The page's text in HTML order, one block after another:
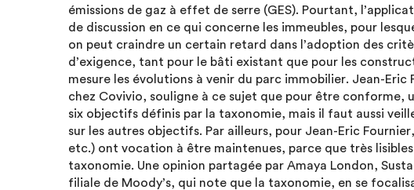
émissions de gaz à effet de serre (GES). Pourtant,
de discussion en ce qui concerne les immeubles, pour
on peut craindre un certain retard dans l’adoption des
d’exigence, tant pour le bâti existant que pour les
mesure les évolutions à venir du parc immobilier. Jean-
chez Covivio, souligne à ce sujet que pour être conforme,
six objectifs définis par la taxonomie, mais il faut aussi
sur les autres objectifs. Par ailleurs, pour Jean-Eric
etc.) ont vocation à être maintenues, parce que très
taxonomie. Une opinion partagée par Amaya London,
filiale de Moody’s, qui note que la taxonomie, en se